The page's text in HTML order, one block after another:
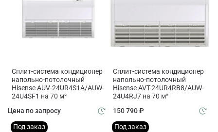
Сплит-система кондиционер
напольно-потолочный
Hisense AUV-24UR4S1A/AUW-
24U4SF1 на 70 м²
Цена по запросу
Сплит-система кондиционер
напольно-потолочный
Hisense AVT-24UR4RB8/AUW-
24U4RJ7 на 70 м²
150 790 ₽
Под заказ Под заказ